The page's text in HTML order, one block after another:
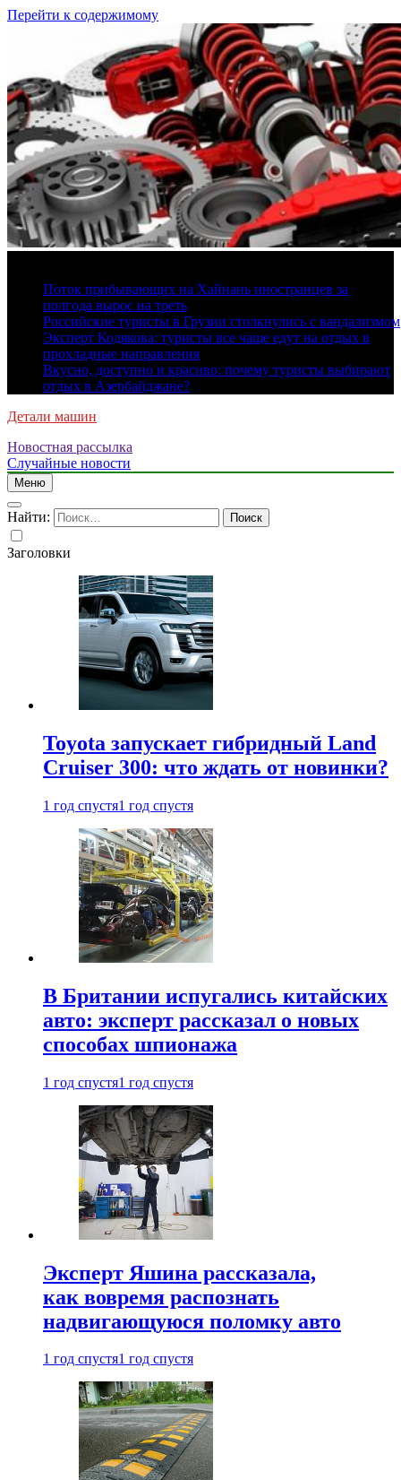
Перейти к содержимому
Поток прибывающих на Хайнань иностранцев за
полгода вырос на треть
Российские туристы в Грузии столкнулись с вандализмом
Эксперт Кодякова: туристы все чаще едут на отдых в
прохладные направления
Вкусно, доступно и красиво: почему туристы выбирают
отдых в Азербайджане?
Детали машин
Новостная рассылка
Случайные новости
Меню
Найти:
Заголовки
Toyota запускает гибридный Land
Cruiser 300: что ждать от новинки?
1 год спустя1 год спустя
В Британии испугались китайских
авто: эксперт рассказал о новых
способах шпионажа
1 год спустя1 год спустя
Эксперт Яшина рассказала,
как вовремя распознать
надвигающуюся поломку авто
1 год спустя1 год спустя